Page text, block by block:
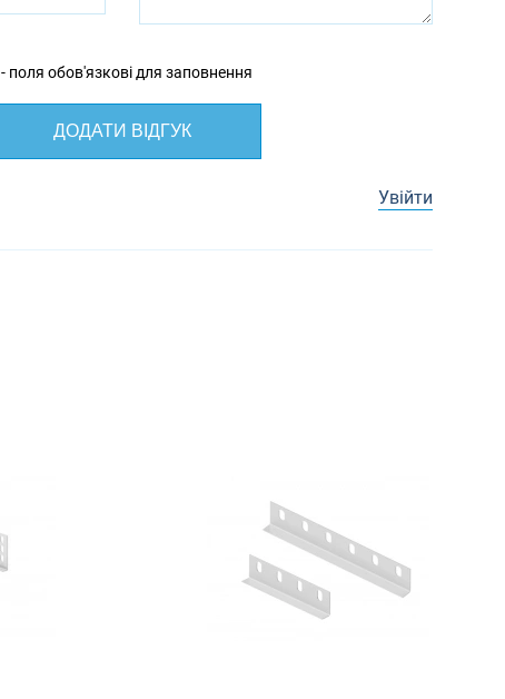
- поля обов'язкові для заповнення
ДОДАТИ ВІДГУК
Увійти